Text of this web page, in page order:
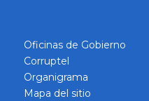
Oficinas de Gobierno
Corruptel
Organigrama
Mapa del sitio